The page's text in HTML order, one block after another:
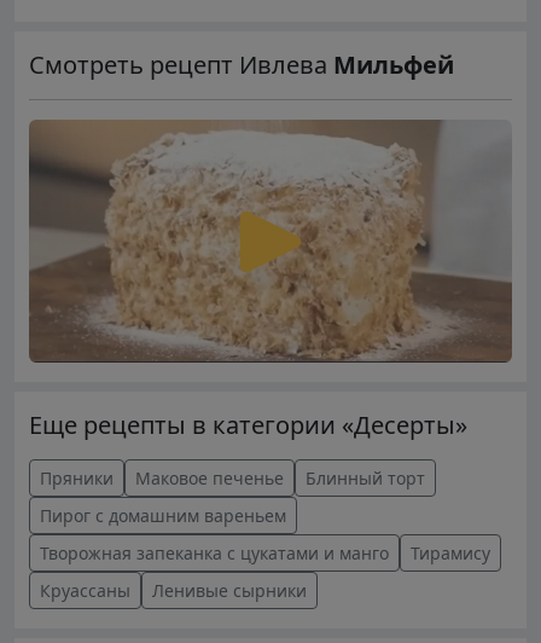
Смотреть рецепт Ивлева Мильфей
Еще рецепты в категории «Десерты»
Пряники Маковое печенье
Блинный торт
Пирог с домашним вареньем
Творожная запеканка с цукатами и манго
Тирамису
Круассаны
Ленивые сырники